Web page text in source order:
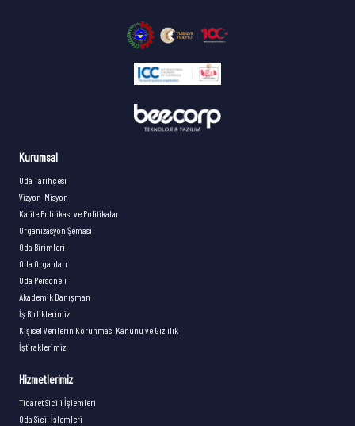
Kurumsal
Oda Tarihçesi
Vizyon-Misyon
Kalite Politikası ve Politikalar
Organizasyon Şeması
Oda Birimleri
Oda Organları
Oda Personeli
Akademik Danışman
İş Birliklerimiz
Kişisel Verilerin Korunması Kanunu ve Gizlilik
İştiraklerimiz
Hizmetlerimiz
Ticaret Sicili İşlemleri
Oda Sicil İşlemleri